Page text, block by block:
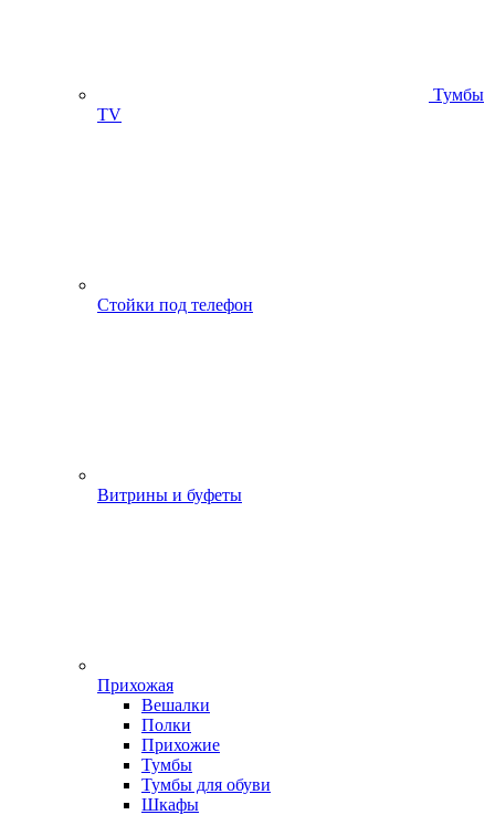
Тумбы
ТV
Стойки под телефон
Витрины и буфеты
Прихожая
Вешалки
Полки
Прихожие
Тумбы
Тумбы для обуви
Шкафы